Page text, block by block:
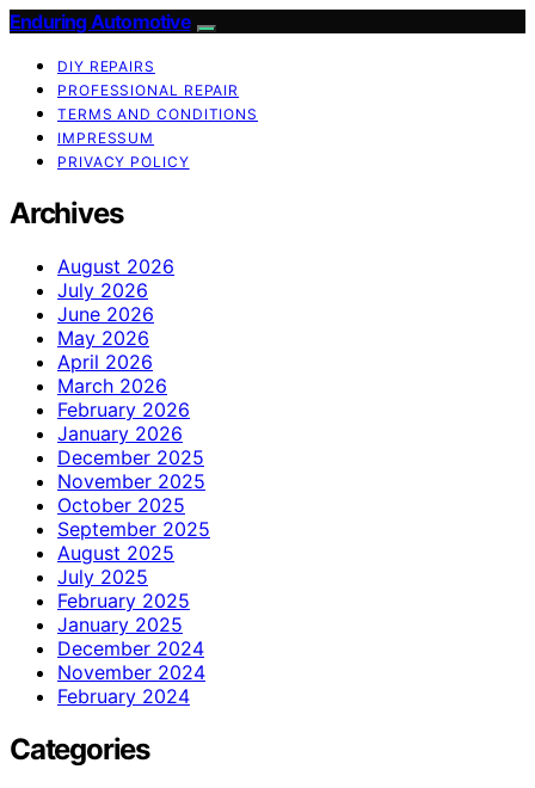
Enduring Automotive
DIY REPAIRS
PROFESSIONAL REPAIR
TERMS AND CONDITIONS
IMPRESSUM
PRIVACY POLICY
Archives
August 2026
July 2026
June 2026
May 2026
April 2026
March 2026
February 2026
January 2026
December 2025
November 2025
October 2025
September 2025
August 2025
July 2025
February 2025
January 2025
December 2024
November 2024
February 2024
Categories